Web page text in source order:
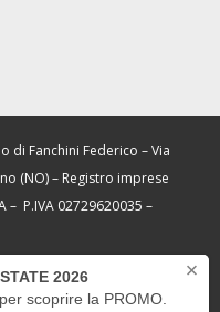
di Fanchini Federico – Via
(NO) – Registro imprese
– P.IVA 02729620035 –
impostazioni di
daFrutti